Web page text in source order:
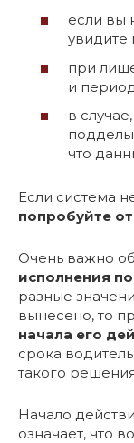
если вы
при
и
в
что
Если система
попробуйте
Очень важно
исполнения
разные
вынесено, то
начала его
срока
такого
Начало
означает, что